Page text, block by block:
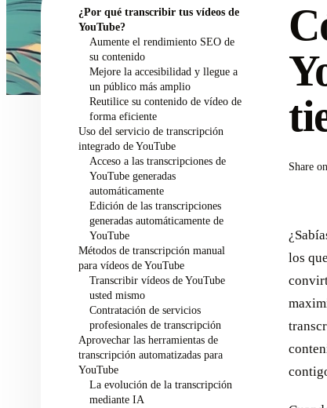
¿Por qué transcribir tus vídeos de
YouTube?
Aumente el rendimiento SEO de
su contenido
Mejore la accesibilidad y llegue a
un público más amplio
Reutilice su contenido de vídeo de
forma eficiente
Uso del servicio de transcripción
integrado de YouTube
Acceso a las transcripciones de
YouTube generadas
automáticamente
Edición de las transcripciones
generadas automáticamente de
YouTube
Métodos de transcripción manual
para vídeos de YouTube
Transcribir vídeos de YouTube
usted mismo
Contratación de servicios
profesionales de transcripción
Aprovechar las herramientas de
transcripción automatizadas para
YouTube
La evolución de la transcripción
mediante IA
Share
los